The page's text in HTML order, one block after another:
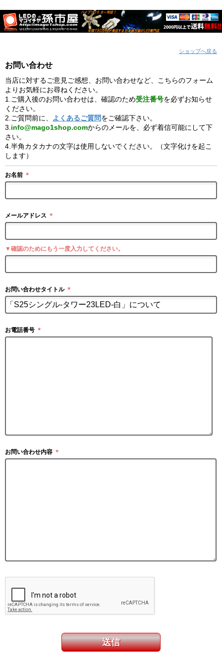
ショップへ戻る
お問い合わせ
当店に対するご意見ご感想、お問い合わせなど、こちらのフォーム
よりお気軽にお尋ねください。
1.ご購入後のお問い合わせは、確認のため受注番号を必ずお知らせ
ください。
2.ご質問前に、
よくあるご質問をご確認下さい。
3. info@mago1shop.comからのメールを、必ず着信可能にして下
さい。
4.半角カタカナの文字は使用しないでください。（文字化けを起こ
します）
お名前 ＊
メールアドレス ＊
▼確認のためにもう一度入力してください。
お問い合わせタイトル ＊
お電話番号 ＊
お問い合わせ内容 ＊